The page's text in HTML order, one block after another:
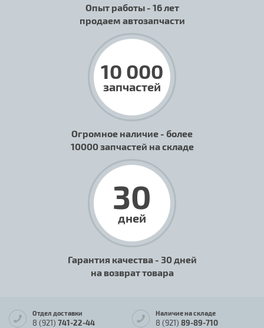
Опыт работы - 16 лет
продаем автозапчасти
10 000
запчастей
Огромное наличие - более
10000 запчастей на складе
30
дней
Гарантия качества - 30 дней
на возврат товара
Отдел доставки
8 (921) 741-22-44
Наличие на складе
8 (921) 89-89-710